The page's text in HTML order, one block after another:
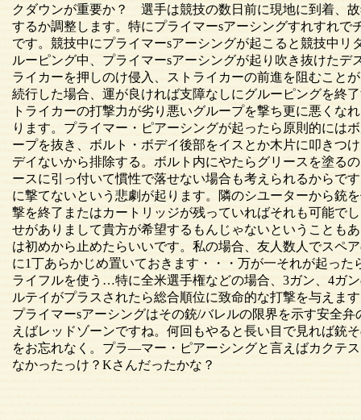
クダウンが重要か？ 選手は競技の数日前に現地に到着、
するか調整します。特にプライマーsアーシングすれすれで
です。競技中にプライマーsアーシングが起こると競技中リ
ルーピング中、プライマーsアーシングが起り吹き抜けたデ
ライカーを押しのけ侵入、ストライカーの前進を阻むこと
続行した場合、運が良ければ支障なしにグルーピングを終
トライカーの打撃力が劣り悪いグループを撃ち更に悪くな
ります。プライマー・ピアーシングが起ったら原則的には
ープを抜き、ボルト・ボデイ後部をイスとか木片に叩きつ
デイないから排除する。ボルト内にやたらグリースを塗る
ースに引っ付いて慣性で落せない場合も考えられるからで
に撃てないという悲劇が起ります。隣のシユーターから銃
撃を終了またはカートリッジが残っていればそれも可能で
せがありまして貴方が希望するもんじゃないということも
は初めから止めたらいいです。私の場合、友人数人でスペ
に1丁あらかじめ置いておきます・・・万が一それが起っ
ライフルを使う…特に全米選手権などの場合、3ガン、4ガ
ルテイがプラスされたら総合順位に致命的な打撃を与えま
プライマーsアーシングはその銃/バレルの限界を示す安全
えばレッドゾーンですね。何回もやると長い目で見れば銃
をお忘れなく。プラ―マー・ピアーシングと言えばカクテ
なかったっけ？Kさんだったかな？